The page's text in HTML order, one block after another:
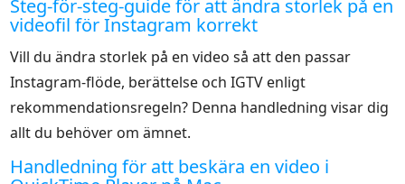
Steg-för-steg-guide för att ändra storlek på en
videofil för Instagram korrekt
Vill du ändra storlek på en video så att den passar
Instagram-flöde, berättelse och IGTV enligt
rekommendationsregeln? Denna handledning visar dig
allt du behöver om ämnet.
Handledning för att beskära en video i